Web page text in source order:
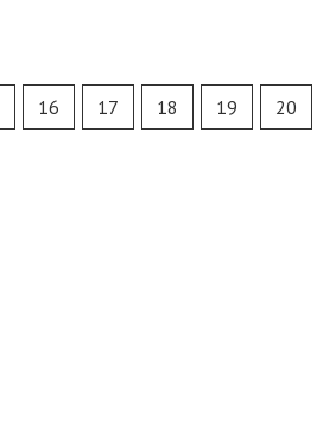
16 17 18 19 20